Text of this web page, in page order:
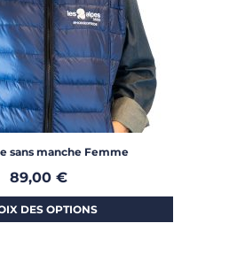
sans manche Femme
89,00 €
DES OPTIONS